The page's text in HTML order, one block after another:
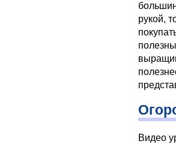
рукой,
Видео